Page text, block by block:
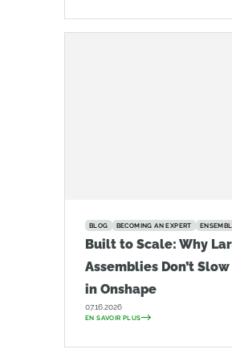
BLOG BECOMING AN EXPERT
Built to Scale: Why
Assemblies Don’t
in Onshape
07.16.2026
EN SAVOIR PLUS